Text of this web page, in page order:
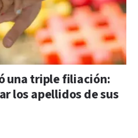
una triple filiación:
los apellidos de sus